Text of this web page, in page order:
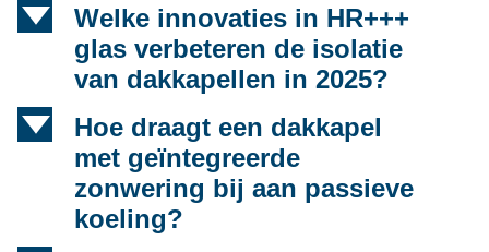
d
Welke innovaties in HR+++
glas verbeteren de isolatie
van dakkapellen in 2025?
d
Hoe draagt een dakkapel
met geïntegreerde
zonwering bij aan passieve
koeling?